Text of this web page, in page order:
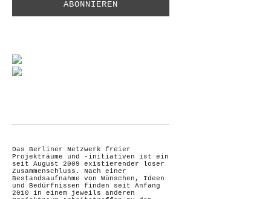
Das Berliner Netzwerk freier
Projekträume und -initiativen ist ein
seit August 2009 existierender loser
Zusammenschluss. Nach einer
Bestandsaufnahme von Wünschen, Ideen
und Bedürfnissen finden seit Anfang
2010 in einem jeweils anderen